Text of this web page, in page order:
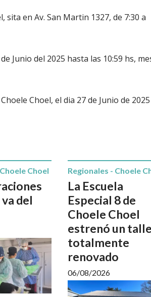
en Av. San Martin 1327, de 7:30 a
Junio del 2025 hasta las 10:59 hs,
Choel, el dia 27 de Junio de
del
Choel
La Escuela
Especial 8 de
Choele Choel
estrenó un
totalmente
renovado
Regionales - Choele
06/08/2026